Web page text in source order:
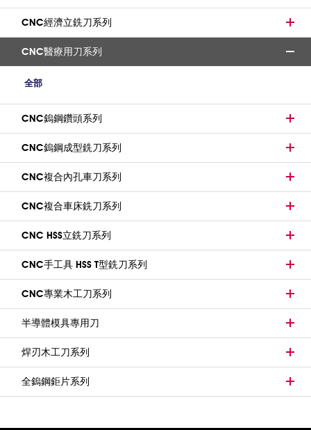
CNC經濟立銑刀系列
CNC醫療用刀系列
全部
CNC鎢鋼鑽頭系列
CNC鎢鋼成型銑刀系列
CNC複合內孔車刀系列
CNC複合車床銑刀系列
CNC HSS立銑刀系列
CNC手工具 HSS T型銑刀系列
CNC專業木工刀系列
半導體模具專用刀
焊刃木工刀系列
全鎢鋼鉅片系列